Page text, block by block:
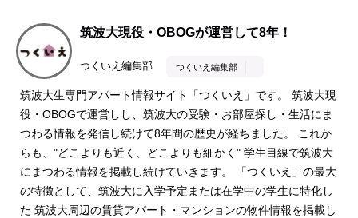
筑波大現役・OBOGが運営して8年！
つくいえ編集部 つくいえ編集部
筑波大生専門アパート情報サイト「つくいえ」です。 筑波大現
役・OBOGで運営しし、筑波大の受験・お部屋探し・生活にま
つわる情報を発信し続けて8年間の歴史が経ちました。 これか
らも、"どこよりも近く、どこよりも細かく" 学生目線で筑波大
にまつわる情報を掲載し続けていきます。 「つくいえ」の最大
の特徴として、筑波大に入学予定または在学中の学生に特化し
た 筑波大周辺の賃貸アパート・マンションの物件情報を掲載し